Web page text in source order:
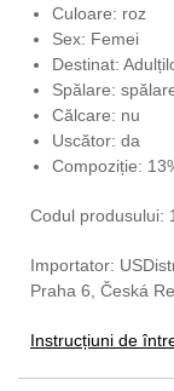
Culoare: roz
Sex: Femei
Destinat:
Spălare:
Călcare: nu
Uscător: da
Compoziție:
Codul produsului:
Importator:
Praha 6, Česká
Instrucțiuni de